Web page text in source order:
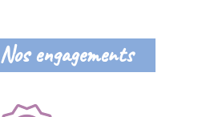
Nos engagements